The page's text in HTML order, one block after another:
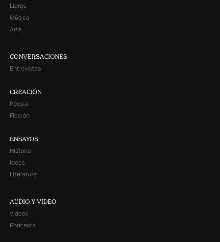
Libros
Música
Arte
CONVERSACIONES
Entrevistas
CREACIÓN
Poesía
Ficción
ENSAYOS
Historia
Ideas
Literatura
AUDIO Y VIDEO
Videos
Podcasts